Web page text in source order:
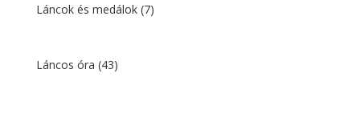
Láncok és medálok (7)
Láncos óra (43)